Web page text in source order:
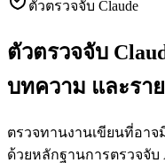
ตัวตรวจจับ Claude
ตัวตรวจจับ
บทความ และรา
ตรวจทานงานเขียนที่อาจ
ด้วยหลักฐานการตรวจจั